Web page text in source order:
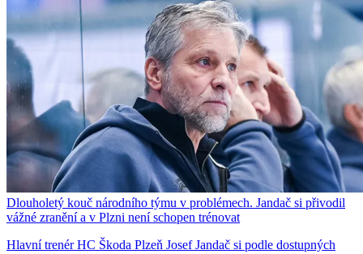
Dlouholetý kouč národního týmu v problémech. Jandač si přivodil
vážné zranění a v Plzni není schopen trénovat
Hlavní trenér HC Škoda Plzeň Josef Jandač si podle dostupných